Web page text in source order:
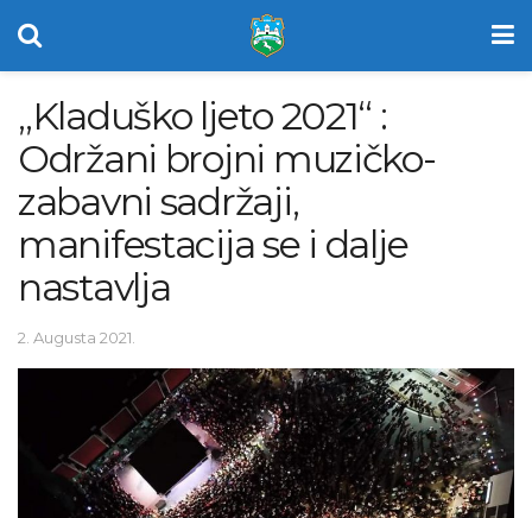
„Kladuško ljeto 2021“ :
Održani brojni muzičko-
zabavni sadržaji,
manifestacija se i dalje
nastavlja
2. Augusta 2021.